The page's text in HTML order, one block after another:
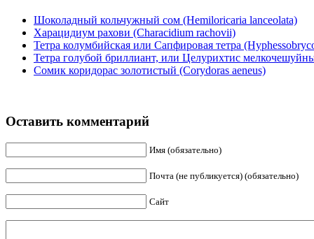
Шоколадный кольчужный сом (Hemiloricaria lanceolata)
Харацидиум рахови (Characidium rachovii)
Тетра колумбийская или Сапфировая тетра
Тетра голубой бриллиант, или Целурихтис
Сомик коридорас золотистый (Corydoras aeneus)
Оставить комментарий
Имя (обязательно)
Почта (не публикуется) (обязательно)
Сайт